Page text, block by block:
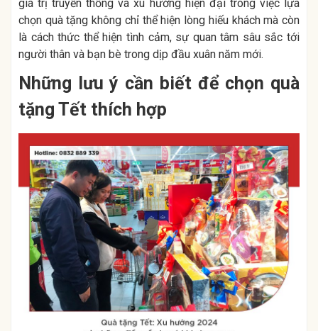
giá trị truyền thống và xu hướng hiện đại trong việc lựa
chọn quà tặng không chỉ thể hiện lòng hiếu khách mà còn
là cách thức thể hiện tình cảm, sự quan tâm sâu sắc tới
người thân và bạn bè trong dịp đầu xuân năm mới.
Những lưu ý cần biết để chọn quà
tặng Tết thích hợp